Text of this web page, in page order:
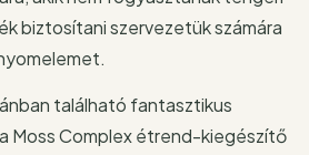
biztosítani szervezetük számára
található fantasztikus
Moss Complex étrend-kiegészítő